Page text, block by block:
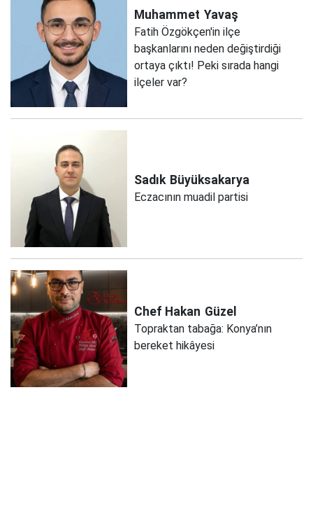
Muhammet Yavaş
Fatih Özgökçen'in ilçe
başkanlarını neden değiştirdiği
ortaya çıktı! Peki sırada hangi
ilçeler var?
Sadık Büyüksakarya
Eczacının muadil partisi
Chef Hakan Güzel
Topraktan tabağa: Konya’nın
bereket hikâyesi